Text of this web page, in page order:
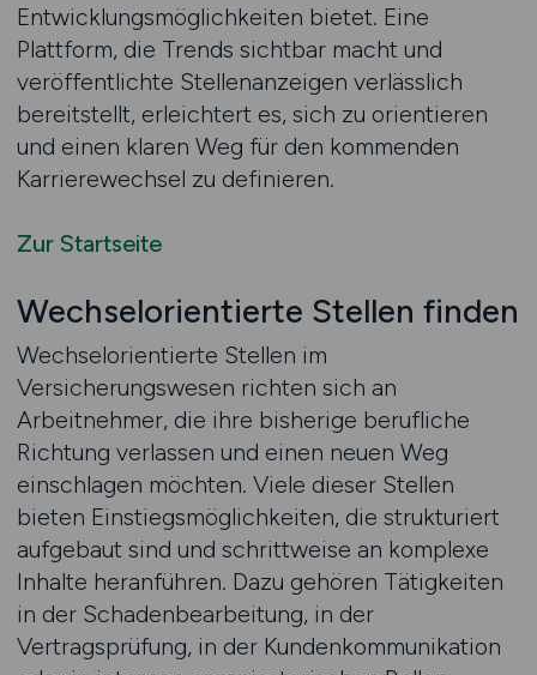
Entwicklungsmöglichkeiten bietet. Eine
Plattform, die Trends sichtbar macht und
veröffentlichte Stellenanzeigen verlässlich
bereitstellt, erleichtert es, sich zu orientieren
und einen klaren Weg für den kommenden
Karrierewechsel zu definieren.
Zur Startseite
Wechselorientierte Stellen finden
Wechselorientierte Stellen im
Versicherungswesen richten sich an
Arbeitnehmer, die ihre bisherige berufliche
Richtung verlassen und einen neuen Weg
einschlagen möchten. Viele dieser Stellen
bieten Einstiegsmöglichkeiten, die strukturiert
aufgebaut sind und schrittweise an komplexe
Inhalte heranführen. Dazu gehören Tätigkeiten
in der Schadenbearbeitung, in der
Vertragsprüfung, in der Kundenkommunikation